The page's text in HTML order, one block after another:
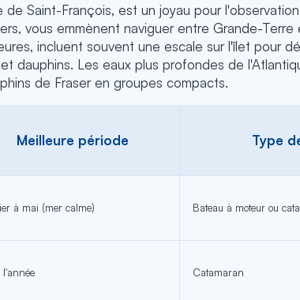
Saint-François, est un joyau pour
vous emmènent naviguer entre Grande-
incluent souvent une escale sur l'îlet pour
dauphins. Les eaux plus profondes de
de Fraser en groupes compacts.
Meilleure période Type
à mai (mer calme) Bateau à moteur ou
l'année Catamaran